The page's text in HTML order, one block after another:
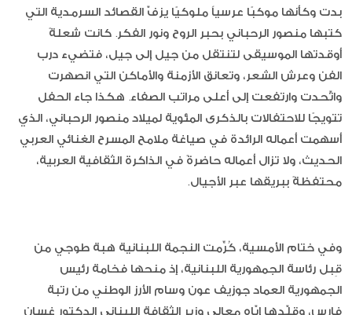
بدت وكأنها موكبًا عرسياً ملوكيًا يزفّ القصائد السرمدية التي
كتبها منصور الرحباني بحبر الروح ونور الفكر. كانت شعلةً
أوقدتها الموسيقى لتنتقل من جيل إلى جيل، فتضيء درب
الفن وعرش الشعر، وتعانق الأزمنة والأماكن التي انصهرت
واتّحدت وارتفعت إلى أعلى مراتب الصفاء. هكذا جاء الحفل
تتويجًا للاحتفالات بالذكرى المئوية لميلاد منصور الرحباني، الذي
أسهمت أعماله الرائدة في صياغة ملامح المسرح الغنائي العربي
الحديث، ولا تزال أعماله حاضرةً في الذاكرة الثقافية العربية،
محتفظةً ببريقها عبر الأجيال.
وفي ختام الأمسية، كُرِّمت النجمة اللبنانية هبة طوجي من
قِبل رئاسة الجمهورية اللبنانية، إذ منحها فخامة رئيس
الجمهورية العماد جوزيف عون وسام الأرز الوطني من رتبة
فارس، وقلّدها إيّاه معالي وزير الثقافة اللبناني الدكتور غسان